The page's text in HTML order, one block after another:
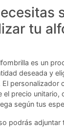
tu
es un
deseada y
personalizador
el precio unitario,
según tus
podrás